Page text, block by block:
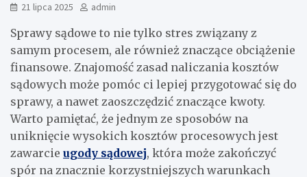
21 lipca 2025 admin
Sprawy sądowe to nie tylko stres związany z
samym procesem, ale również znaczące obciążenie
finansowe. Znajomość zasad naliczania kosztów
sądowych może pomóc ci lepiej przygotować się do
sprawy, a nawet zaoszczędzić znaczące kwoty.
Warto pamiętać, że jednym ze sposobów na
uniknięcie wysokich kosztów procesowych jest
zawarcie ugody sądowej, która może zakończyć
spór na znacznie korzystniejszych warunkach